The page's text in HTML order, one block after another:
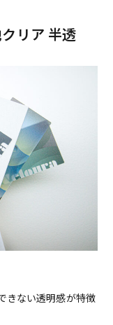
リア 半透
きない透明感が特徴